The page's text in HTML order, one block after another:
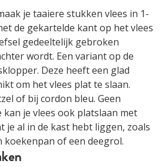
je taaiere stukken vlees in 1-
de gekartelde kant op het vlees
gedeeltelijk gebroken
wordt. Een variant op de
Deze heeft een glad
om het vlees plat te slaan.
of bij cordon bleu. Geen
kan je vlees ook platslaan met
je al in de kast hebt liggen, zoals
koekenpan of een deegrol.